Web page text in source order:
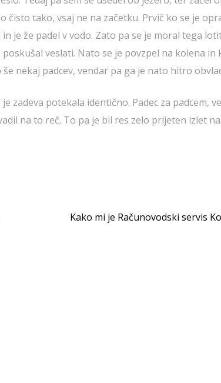
tako, vsaj ne na začetku. Prvič ko se je
je že padel v vodo. Zato pa se je moral tega
veslati. Nato se je povzpel na kolena in
nekaj padcev, vendar pa ga je nato hitro
zadeva potekala identično. Padec za padcem,
na to reč. To pa je bil res zelo prijeten izlet
Kako mi je Računovodski servis